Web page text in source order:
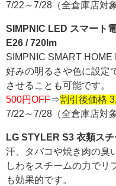
7/22～7/28（全倉庫店対象
SIMPNIC LED スマート
E26 / 720lm
SIMPNIC SMART
好みの明るさや色に設定
させることも可能です。
500円OFF⇒割引後価格
7/22～7/28（全倉庫店対象
LG STYLER S3 衣類ス
汗、タバコや焼き肉の臭
しわをスチームの力でリ
も効果的です。